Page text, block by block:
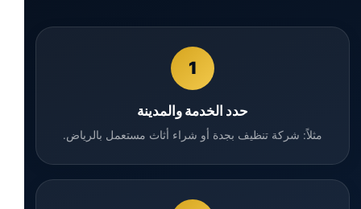
1
حدد الخدمة والمدينة
مثلاً: شركة تنظيف بجدة أو شراء أثاث مستعمل بالرياض.